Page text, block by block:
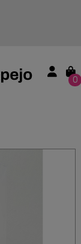
0